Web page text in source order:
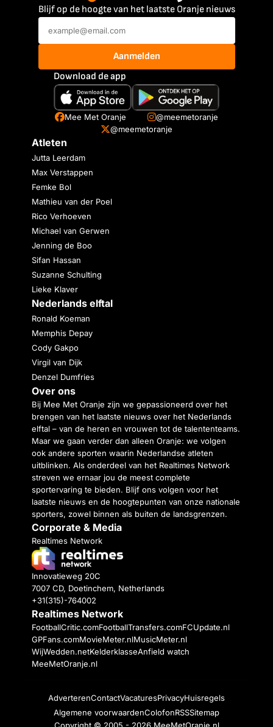
Blijf op de hoogte van het laatste Oranje nieuws
Aanmelden
Download de app
Mee Met Oranje
@meemetoranje
@meemetoranje
Atleten
Jutta Leerdam
Max Verstappen
Femke Bol
Mathieu van der Poel
Rico Verhoeven
Michael van Gerwen
Jenning de Boo
Sifan Hassan
Suzanne Schulting
Lieke Klaver
Nederlands elftal
Ronald Koeman
Memphis Depay
Cody Gakpo
Virgil van Dijk
Denzel Dumfries
Over ons
Bij Mee Met Oranje zijn we gepassioneerd over het
brengen van het laatste nieuws over het Nederlands
elftal – van de heren en vrouwen tot de talententeams.
Maar we gaan verder dan alleen Oranje: we volgen
ook andere sporten waarin Nederlandse atleten
uitblinken. Als onderdeel van het Realtimes Network
streven we ernaar jou de meest complete
sportervaring te bieden. Blijf ons volgen voor het
laatste nieuws en de hoogtepunten van onze nationale
sporters, zowel binnen als buiten de landsgrenzen.
Corporate & Media
Realtimes Network
Innovatieweg 20C
7007 CD, Doetinchem, Netherlands
+31(315)-764002
Realtimes Network
FootballCritic.comFootballTransfers.comFCUpdate.nl
GPFans.comMovieMeter.nlMusicMeter.nl
WijWedden.netKelderklasseAnfield watch
MeeMetOranje.nl
AdverterenContactVacaturesPrivacyHuisregels
Algemene voorwaardenColofonRSSSitemap